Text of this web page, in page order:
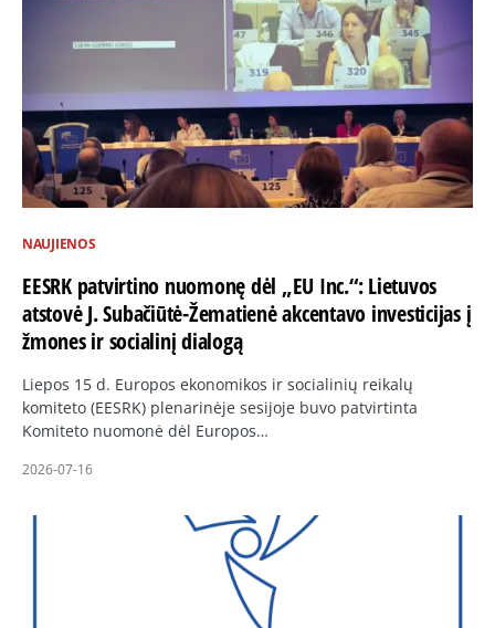
NAUJIENOS
EESRK patvirtino nuomonę dėl „EU Inc.“: Lietuvos
atstovė J. Subačiūtė-Žematienė akcentavo investicijas į
žmones ir socialinį dialogą
Liepos 15 d. Europos ekonomikos ir socialinių reikalų
komiteto (EESRK) plenarinėje sesijoje buvo patvirtinta
Komiteto nuomonė dėl Europos…
2026-07-16